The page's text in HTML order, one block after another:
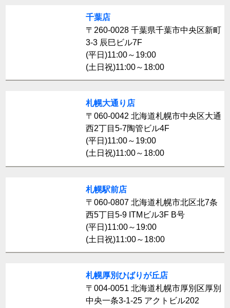
千葉店
〒260-0028 千葉県千葉市中央区新町
3-3 辰巳ビル7F
(平日)11:00～19:00
(土日祝)11:00～18:00
札幌大通り店
〒060-0042 北海道札幌市中央区大通
西2丁目5-7陶管ビル4F
(平日)11:00～19:00
(土日祝)11:00～18:00
札幌駅前店
〒060-0807 北海道札幌市北区北7条
西5丁目5-9 ITMビル3F B号
(平日)11:00～19:00
(土日祝)11:00～18:00
札幌厚別ひばりが丘店
〒004-0051 北海道札幌市厚別区厚別
中央一条3-1-25 アクトビル202